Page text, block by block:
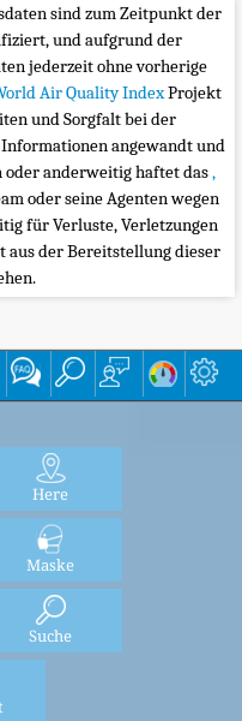
sind zum Zeitpunkt der
und aufgrund der
jederzeit ohne vorherige
Air Quality IndexProjekt
und Sorgfalt bei der
angewandt und
anderweitig haftet das ,
oder seine Agenten wegen
für Verluste, Verletzungen
aus der Bereitstellung dieser
Here
Maske
Suche